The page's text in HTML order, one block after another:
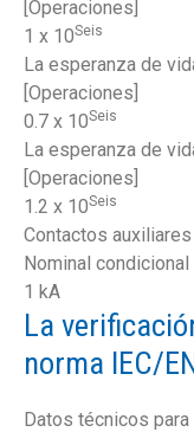
[Operaciones]
1 x 10Seis
La esperanza de
[Operaciones]
0.7 x 10Seis
La esperanza de
[Operaciones]
1.2 x 10Seis
Contactos auxiliares
Nominal
1 kA
La
norma IEC/
Datos técnicos